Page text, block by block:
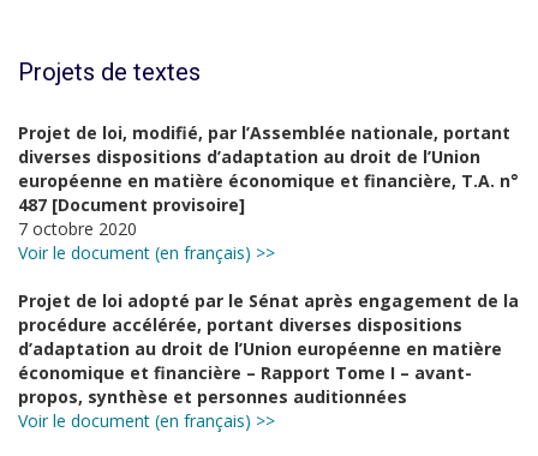
Projets de textes
Projet de loi, modifié, par l’Assemblée nationale, portant
diverses dispositions d’adaptation au droit de l’Union
européenne en matière économique et financière, T.A. n°
487 [Document provisoire]
7 octobre 2020
Voir le document (en français) >>
Projet de loi adopté par le Sénat après engagement de la
procédure accélérée, portant diverses dispositions
d’adaptation au droit de l’Union européenne en matière
économique et financière – Rapport Tome I – avant-
propos, synthèse et personnes auditionnées
Voir le document (en français) >>